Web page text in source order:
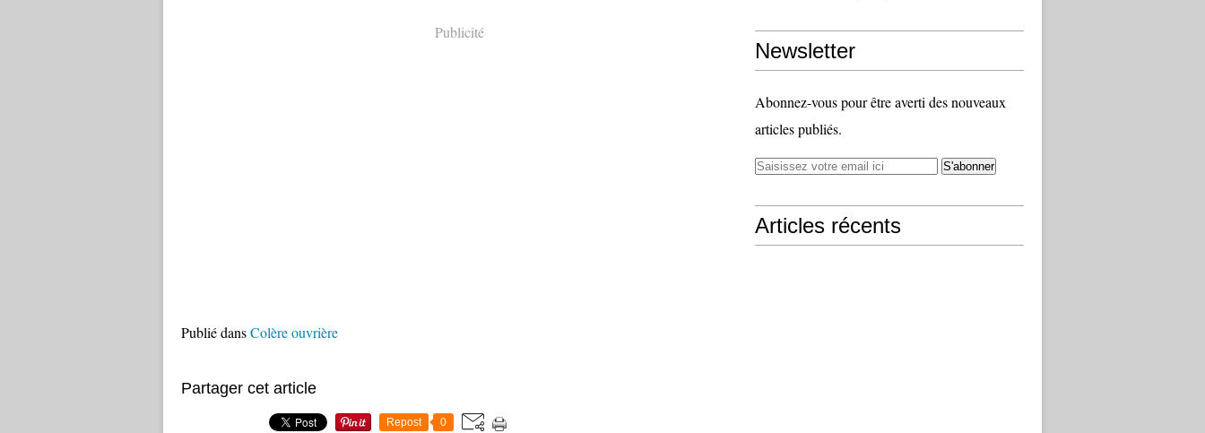
Publicité
Publié dansColère ouvrière
Partager cet article
Repost 0
Newsletter
Abonnez-vous pour être averti des nouveaux
articles publiés.
Articles récents